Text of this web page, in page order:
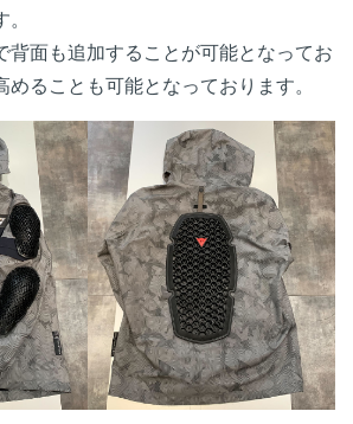
背面も追加することが可能となってお
めることも可能となっております。